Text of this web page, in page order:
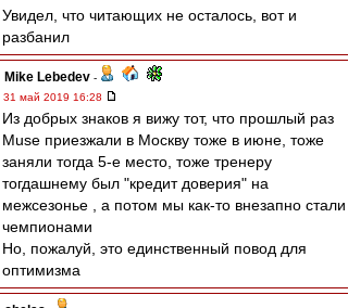
Увидел, что читающих не осталось, вот и
разбанил
Mike Lebedev -
31 май 2019 16:28
Из добрых знаков я вижу тот, что прошлый раз
Muse приезжали в Москву тоже в июне, тоже
заняли тогда 5-е место, тоже тренеру
тогдашнему был "кредит доверия" на
межсезонье , а потом мы как-то внезапно стали
чемпионами
Но, пожалуй, это единственный повод для
оптимизма